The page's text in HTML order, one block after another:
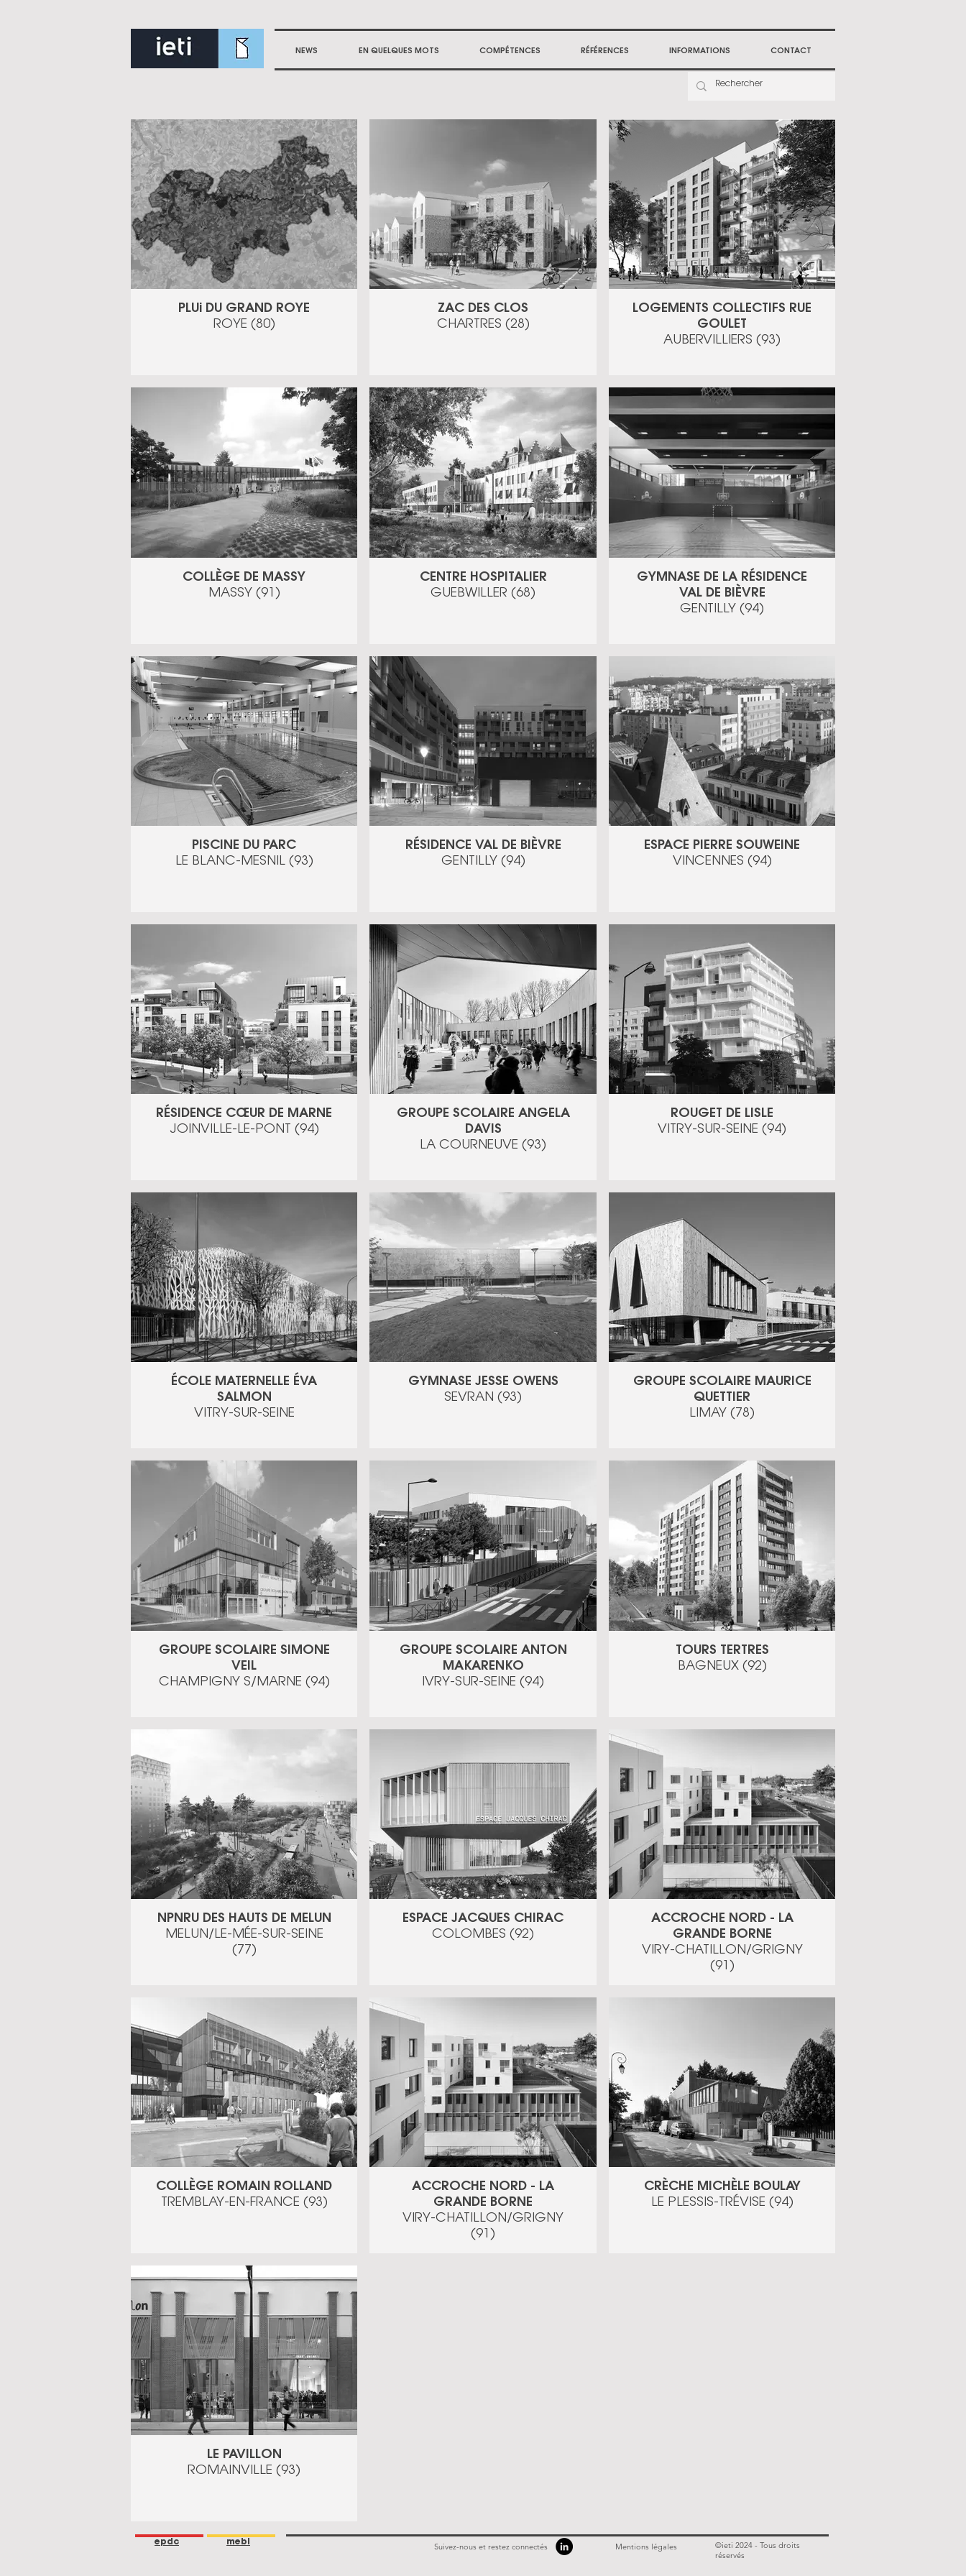
NEWS EN QUELQUES MOTS COMPÉTENCES RÉFÉRENCES INFORMATIONS CONTACT
PLUi DU GRAND ROYE
ROYE (80)
ZAC DES CLOS
CHARTRES (28)
LOGEMENTS COLLECTIFS RUE
GOULET
AUBERVILLIERS (93)
COLLÈGE DE MASSY
MASSY (91)
CENTRE HOSPITALIER
GUEBWILLER (68)
GYMNASE DE LA RÉSIDENCE
VAL DE BIÈVRE
GENTILLY (94)
PISCINE DU PARC
LE BLANC-MESNIL (93)
RÉSIDENCE VAL DE BIÈVRE
GENTILLY (94)
ESPACE PIERRE SOUWEINE
VINCENNES (94)
RÉSIDENCE CŒUR DE MARNE
JOINVILLE-LE-PONT (94)
GROUPE SCOLAIRE ANGELA
DAVIS
LA COURNEUVE (93)
ROUGET DE LISLE
VITRY-SUR-SEINE (94)
ÉCOLE MATERNELLE ÉVA
SALMON
VITRY-SUR-SEINE
GYMNASE JESSE OWENS
SEVRAN (93)
GROUPE SCOLAIRE MAURICE
QUETTIER
LIMAY (78)
GROUPE SCOLAIRE SIMONE
VEIL
CHAMPIGNY S/MARNE (94)
GROUPE SCOLAIRE ANTON
MAKARENKO
IVRY-SUR-SEINE (94)
TOURS TERTRES
BAGNEUX (92)
NPNRU DES HAUTS DE MELUN
MELUN/LE-MÉE-SUR-SEINE
(77)
ESPACE JACQUES CHIRAC
COLOMBES (92)
ACCROCHE NORD - LA
GRANDE BORNE
VIRY-CHATILLON/GRIGNY
(91)
COLLÈGE ROMAIN ROLLAND
TREMBLAY-EN-FRANCE (93)
ACCROCHE NORD - LA
GRANDE BORNE
VIRY-CHATILLON/GRIGNY
(91)
CRÈCHE MICHÈLE BOULAY
LE PLESSIS-TRÉVISE (94)
LE PAVILLON
ROMAINVILLE (93)
Mentions légales
epdc mebi
©ieti 2024 - Tous droits
réservés
Suivez-nous et restez connectés